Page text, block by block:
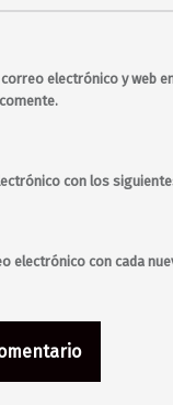
electrónico y web
con los
electrónico con cada